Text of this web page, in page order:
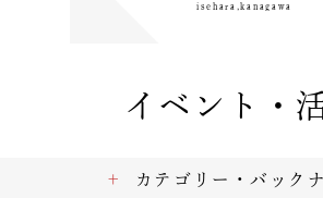
isehara,kanagawa
イベント・
カテゴリー・バック